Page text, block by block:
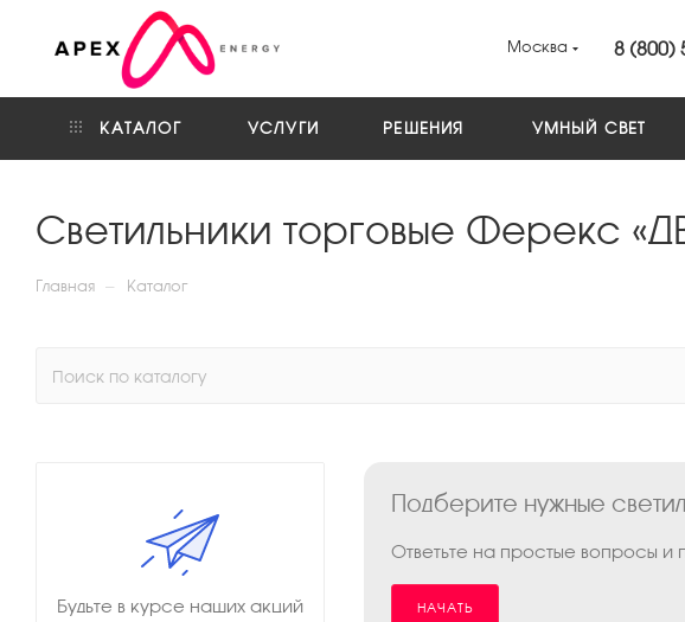
Москва 8 (800)
КАТАЛОГ УСЛУГИ РЕШЕНИЯ УМНЫЙ СВЕТ
Светильники торговые Ферекс
Главная — Каталог
Подберите нужные
Ответьте на простые вопросы и
НАЧАТЬ
Будьте в курсе наших акций